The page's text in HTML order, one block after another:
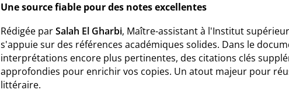
Une source fiable pour des notes excellentes
Rédigée parSalah El Gharbi, Maître-assistant à l'Institut
s'appuie sur des références académiques solides. Dans le
interprétations encore plus pertinentes, des citations clés
approfondies pour enrichir vos copies. Un atout majeur pour
littéraire.